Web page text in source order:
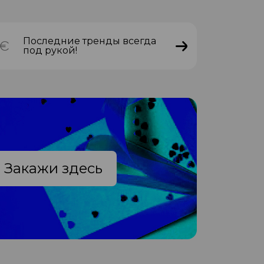
Последние тренды всегда
под рукой!
Закажи здесь